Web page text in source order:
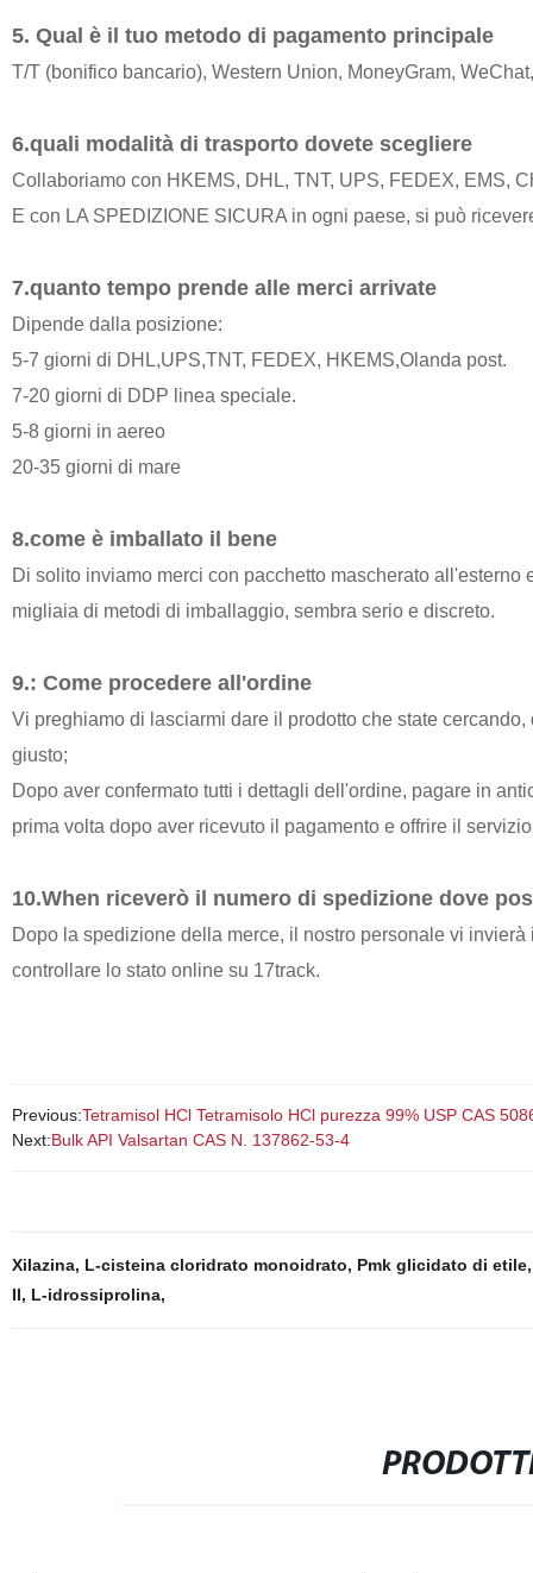
5. Qual è il tuo metodo di pagamento principale
T/T (bonifico bancario), Western Union, MoneyGram,
6.quali modalità di trasporto dovete scegliere
Collaboriamo con HKEMS, DHL, TNT, UPS, FEDEX, EMS,
E con LA SPEDIZIONE SICURA in ogni paese, si può
7.quanto tempo prende alle merci arrivate
Dipende dalla posizione:
5-7 giorni di DHL,UPS,TNT, FEDEX, HKEMS,Olanda post.
7-20 giorni di DDP linea speciale.
5-8 giorni in aereo
20-35 giorni di mare
8.come è imballato il bene
Di solito inviamo merci con pacchetto mascherato
migliaia di metodi di imballaggio, sembra serio e discreto.
9.: Come procedere all'ordine
Vi preghiamo di lasciarmi dare il prodotto che state
giusto;
Dopo aver confermato tutti i dettagli dell'ordine, pagare in
prima volta dopo aver ricevuto il pagamento e offrire il
10.When riceverò il numero di spedizione dove
Dopo la spedizione della merce, il nostro personale vi
controllare lo stato online su 17track.
Previous:Tetramisol HCl Tetramisolo HCl purezza 99% USP CAS
Next:Bulk API Valsartan CAS N. 137862-53-4
Xilazina, L-cisteina cloridrato monoidrato, Pmk glicidato di etile
II, L-idrossiprolina,